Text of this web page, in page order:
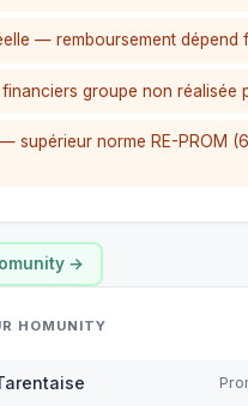
— remboursement dépend
groupe non réalisée
supérieur norme RE-PROM
→
HOMUNITY